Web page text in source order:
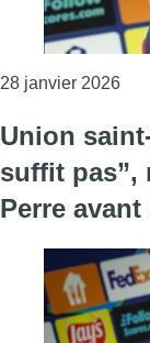
28 janvier 2026
Union
suffit pas”,
Perre